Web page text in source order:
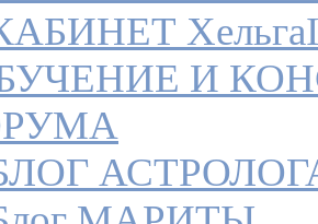
ХельгаI
И